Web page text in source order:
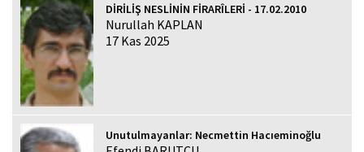
DİRİLİŞ NESLİNİN FİRARÎLERİ - 17.02.2010
Nurullah KAPLAN
17 Kas 2025
Unutulmayanlar: Necmettin Hacıeminoğlu